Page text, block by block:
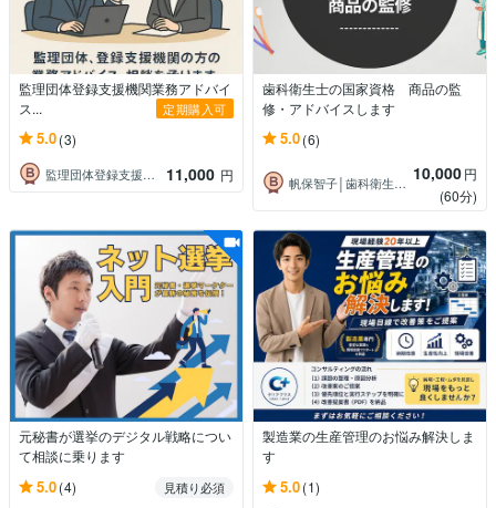
監理団体登録支援機関業務アドバイ
ス...
定期購入可
5.0(3)
監理団体登録支援機関業務サポート 11,000 円
歯科衛生士の国家資格 商品の監
修・アドバイスします
5.0(6)
帆保智子│歯科衛生士｜医療・健康ライター 10,000円
(60分)
元秘書が選挙のデジタル戦略につい
て相談に乗ります
5.0(4) 見積り必須
製造業の生産管理のお悩み解決しま
す
5.0(1)